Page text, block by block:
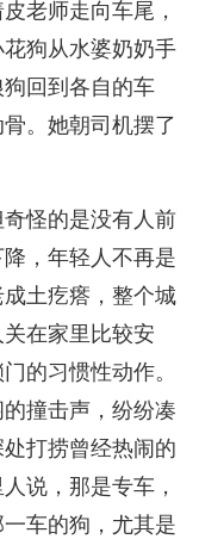
老师走向车尾，
狗从水婆奶奶手
回到各自的车
。她朝司机摆了
怪的是没有人前
，年轻人不再是
土疙瘩，整个城
在家里比较安
的习惯性动作。
撞击声，纷纷凑
打捞曾经热闹的
说，那是专车，
车的狗，尤其是